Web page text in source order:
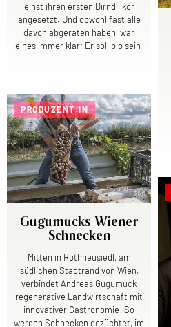
einst ihren ersten Dirndllikör
angesetzt. Und obwohl fast alle
davon abgeraten haben, war
eines immer klar: Er soll bio sein.
PRODUZENT:IN
Gugumucks Wiener
Schnecken
Mitten in Rothneusiedl, am
südlichen Stadtrand von Wien,
verbindet Andreas Gugumuck
regenerative Landwirtschaft mit
innovativer Gastronomie. So
werden Schnecken gezüchtet, im